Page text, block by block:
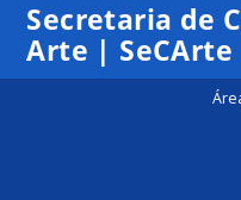
Secretaria de
Arte | SeCArte